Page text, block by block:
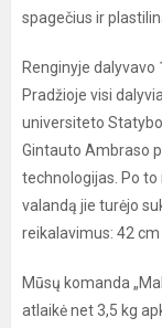
spagečius ir
Renginyje dalyvavo
Pradžioje visi
universiteto
Gintauto Ambraso
technologijas. Po
valandą jie turėjo
reikalavimus: 42 cm
Mūsų komanda
atlaikė net 3,5 kg